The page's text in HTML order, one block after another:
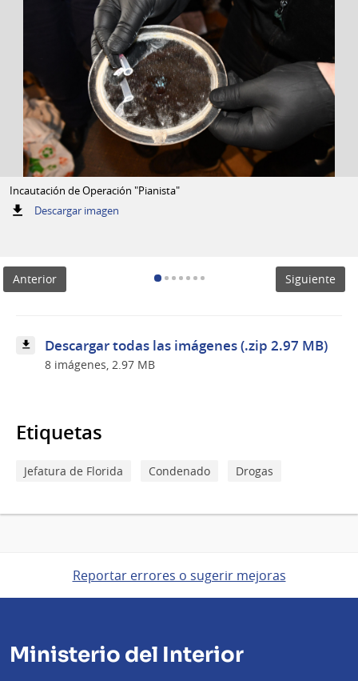
Incautación de Operación "Pianista"
Descargar imagen:
Anterior
Siguiente
Descargar todas las imágenes (.zip 2.97 MB)
8 imágenes, 2.97 MB
Etiquetas
Jefatura de Florida Condenado Drogas
Reportar errores o sugerir mejoras
Ministerio del Interior